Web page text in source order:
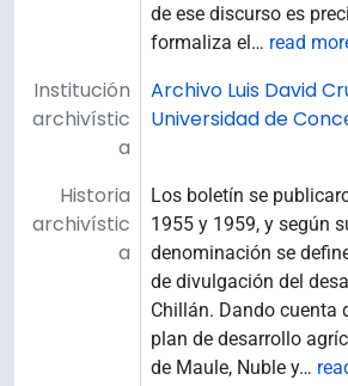
de ese discurso es
formaliza el… read
Institución
archivístic
a
Archivo Luis David
Universidad de
Historia
archivístic
a
Los boletín se
1955 y 1959, y según
denominación se
de divulgación del
Chillán. Dando cuenta
plan de desarrollo
de Maule, Nuble y…